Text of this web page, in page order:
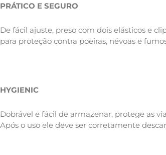
PRÁTICO E SEGURO
De fácil ajuste, preso com dois elásticos e
para proteção contra poeiras, névoas e
HYGIENIC
Dobrável e fácil de armazenar, protege as
Após o uso ele deve ser corretamente